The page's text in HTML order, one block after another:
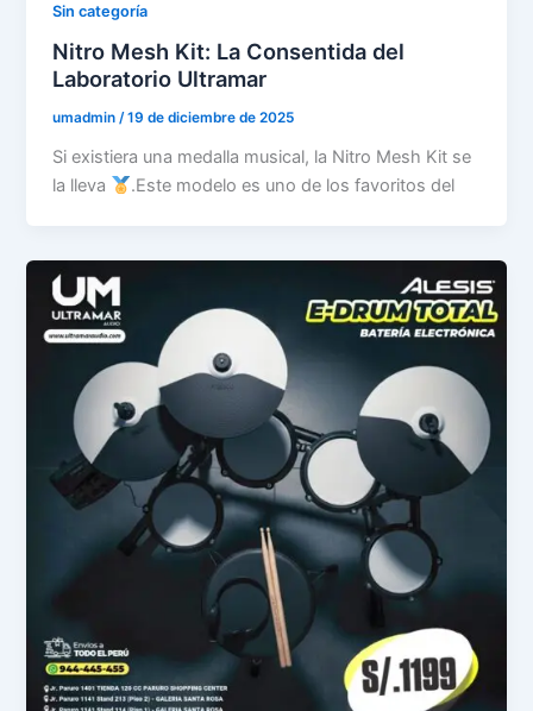
Sin categoría
Nitro Mesh Kit: La Consentida del
Laboratorio Ultramar
umadmin/19 de diciembre de 2025
Si existiera una medalla musical, la Nitro Mesh Kit se
la lleva
.Este modelo es uno de los favoritos del